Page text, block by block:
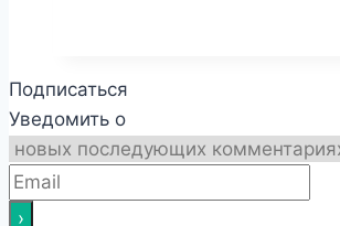
Подписаться
Уведомить о